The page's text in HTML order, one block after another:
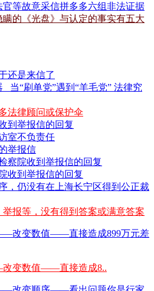
等故意采信拼多多六组非法证据
的《光盘》与认定的事实有五大
还是来信了
_当“刷单党”遇到“羊毛党” 法律究
法律顾问或保护伞
到举报信的回复
室不负责任
举报信
察院收到举报信的回复
收到举报信的回复
，仍没有在上海长宁区得到公正裁
报等，没有得到答案或满意答案
变数值——直接造成8..